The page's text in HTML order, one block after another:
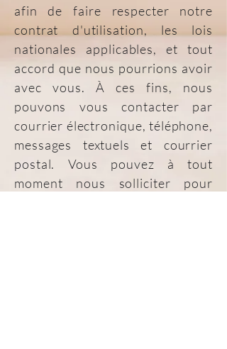
afin de faire respecter notre
contrat d'utilisation, les lois
nationales applicables, et tout
accord que nous pourrions avoir
avec vous. À ces fins, nous
pouvons vous contacter par
courrier électronique, téléphone,
messages textuels et courrier
postal. Vous pouvez à tout
moment nous solliciter pour